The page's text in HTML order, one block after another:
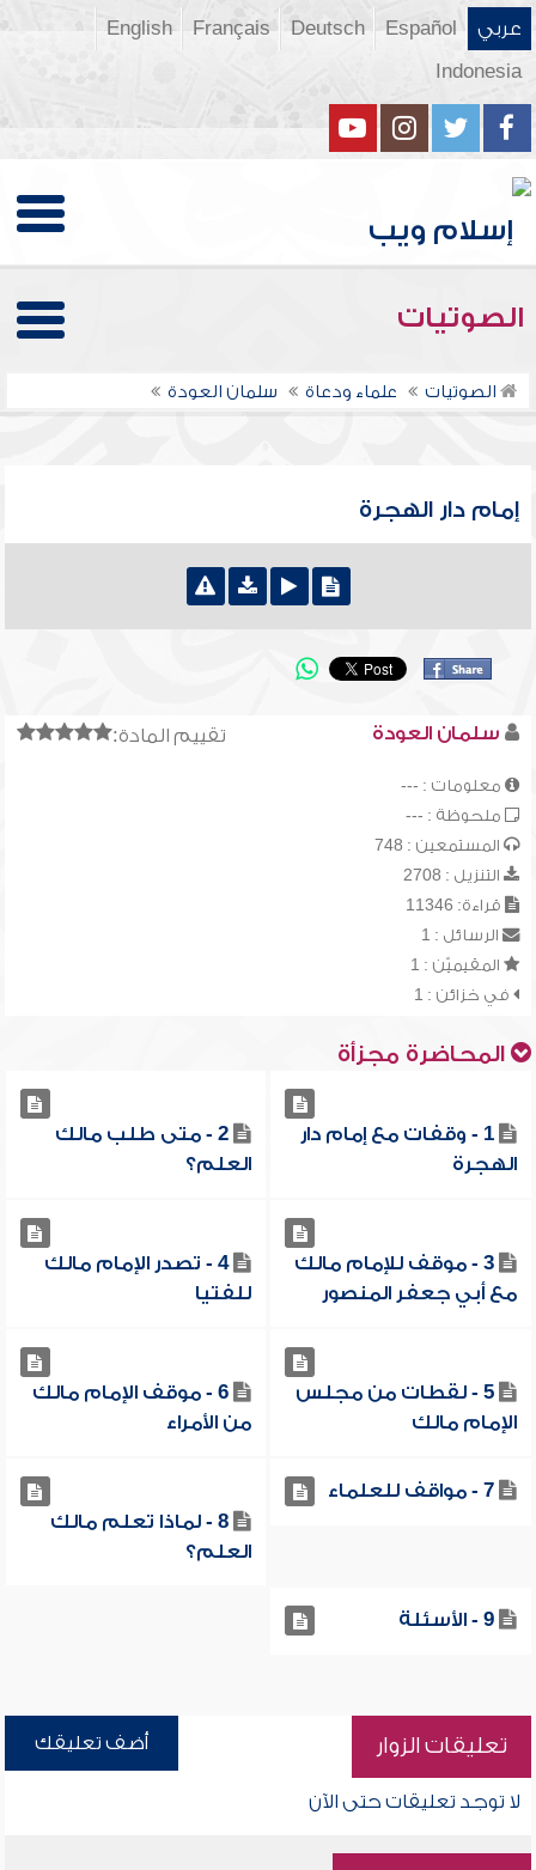
عربي Español
Deutsch
Français
English
Indonesia
الصوتيات
الصوتيات علماء ودعاة سلمان العودة
إمام دار الهجرة
تقييم المادة: سلمان العودة
معلومات : ---
ملحوظة : ---
المستمعين : 748
التنزيل : 2708
قراءة: 11346
الرسائل : 1
المقيميّن : 1
في خزائن : 1
المحاضرة مجزأة
1 - وقفات مع إمام دار
الهجرة
2 - متى طلب مالك
العلم؟
3 - موقف للإمام مالك
مع أبي جعفر المنصور
4 - تصدر الإمام مالك
للفتيا
5 - لقطات من مجلس
الإمام مالك
6 - موقف الإمام مالك
من الأمراء
7 - مواقف للعلماء
8 - لماذا تعلم مالك
العلم؟
9 - الأسئلة
تعليقات الزوار أضف تعليقك
لا توجد تعليقات حتى الآن